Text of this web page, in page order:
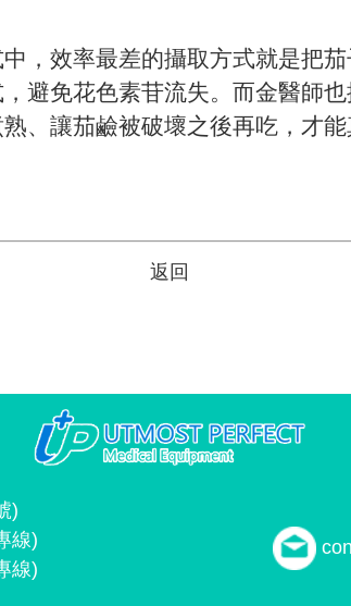
，效率最差的攝取方式就是把
避免花色素苷流失。而金醫師
、讓茄鹼被破壞之後再吃，才能
返回
)
線)
線)